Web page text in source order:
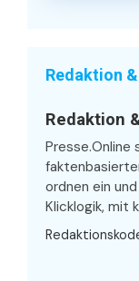
Redaktion
Redaktion
Presse.Online
ordnen ein
Klicklogik, mit